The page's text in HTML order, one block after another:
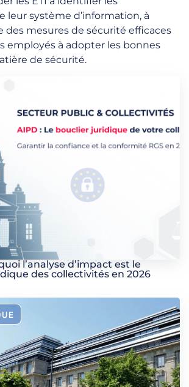
leur système d’information, à
des mesures de sécurité efficaces
employés à adopter les bonnes
de sécurité.
l’analyse d’impact est le
des collectivités en 2026